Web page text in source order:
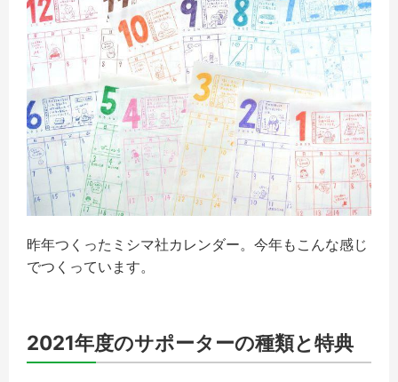
昨年つくったミシマ社カレンダー。今年もこんな感じ
でつくっています。
2021年度のサポーターの種類と特典